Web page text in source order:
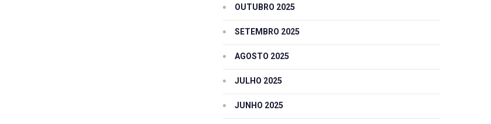
OUTUBRO 2025
SETEMBRO 2025
AGOSTO 2025
JULHO 2025
JUNHO 2025